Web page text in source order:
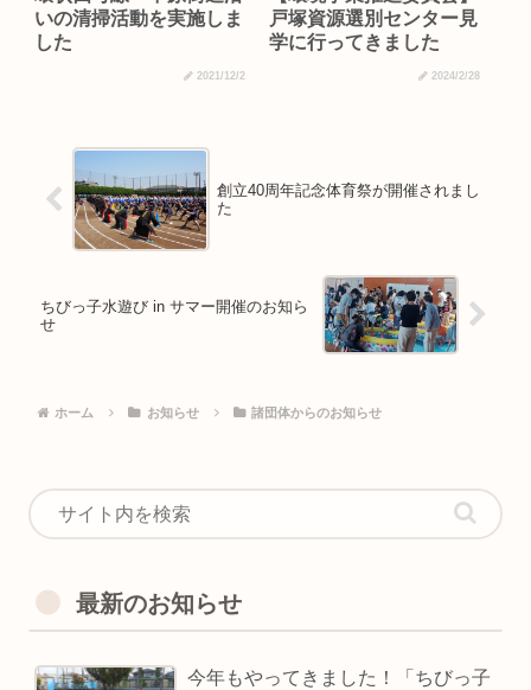
いの清掃活動を実施しま
した
2021/12/2
戸塚資源選別センター見
学に行ってきました
2024/2/28
創立40周年記念体育祭が開催されまし
た
ちびっ子水遊び in サマー開催のお知ら
せ
ホーム お知らせ 諸団体からのお知らせ
最新のお知らせ
今年もやってきました！「ちびっ子